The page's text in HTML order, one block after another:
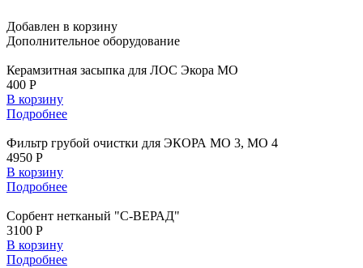
Добавлен в корзину
Дополнительное оборудование
Керамзитная засыпка для ЛОС Экора МО
400 Р
В корзину
Подробнее
Фильтр грубой очистки для ЭКОРА МО 3, МО 4
4950 Р
В корзину
Подробнее
Сорбент нетканый "С-ВЕРАД"
3100 Р
В корзину
Подробнее